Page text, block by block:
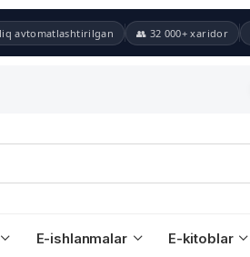
avtomatlashtirilgan 👥 32 000+ xaridor
E-ishlanmalar E-kitoblar